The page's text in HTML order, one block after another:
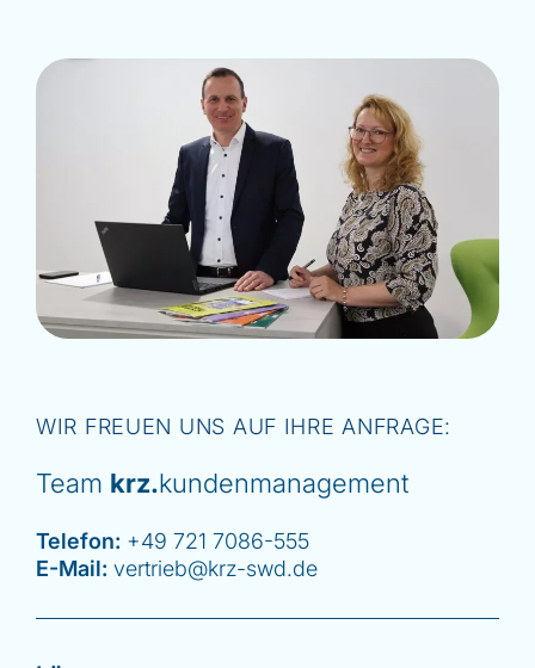
WIR FREUEN UNS AUF IHRE ANFRAGE:
Team krz.kundenmanagement
Telefon: +49 721 7086-555
E-Mail: vertrieb@krz-swd.de